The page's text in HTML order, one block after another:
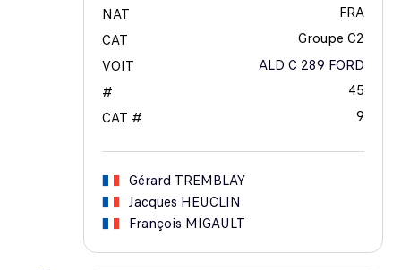
NAT
FRA
CAT
Groupe C2
VOIT
ALD C 289 FORD
#
45
CAT #
9
Gérard TREMBLAY
Jacques HEUCLIN
François MIGAULT